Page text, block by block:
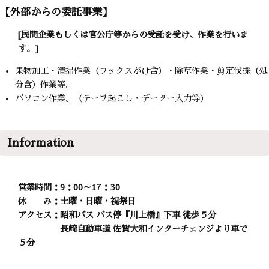
【外部からの委託事業】
[民間企業もしくは官公庁等からの受託を受け、作業を行いま
す。]
果物加工・清掃作業（ワックスがけ含）・除草作業・剪定伐採（処
分含）作業等。
パソコン作業。（テープ起こし・データー入力等）
Information
営業時間：9：00～17：30
休 み：土曜・日曜・祝祭日
アクセス：昭和バス バス停『川上橋』下車 徒歩５分
長崎自動車道 佐賀大和インターチェンジより車で
５分